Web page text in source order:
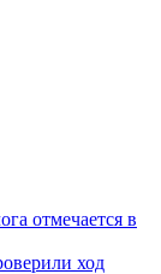
отмечается в
ход